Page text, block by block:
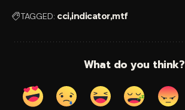
TAGGED: cciindicatormtf
What do you think?